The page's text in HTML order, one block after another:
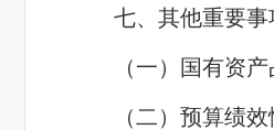
七、其他重要
（一）国有资
（二）预算绩